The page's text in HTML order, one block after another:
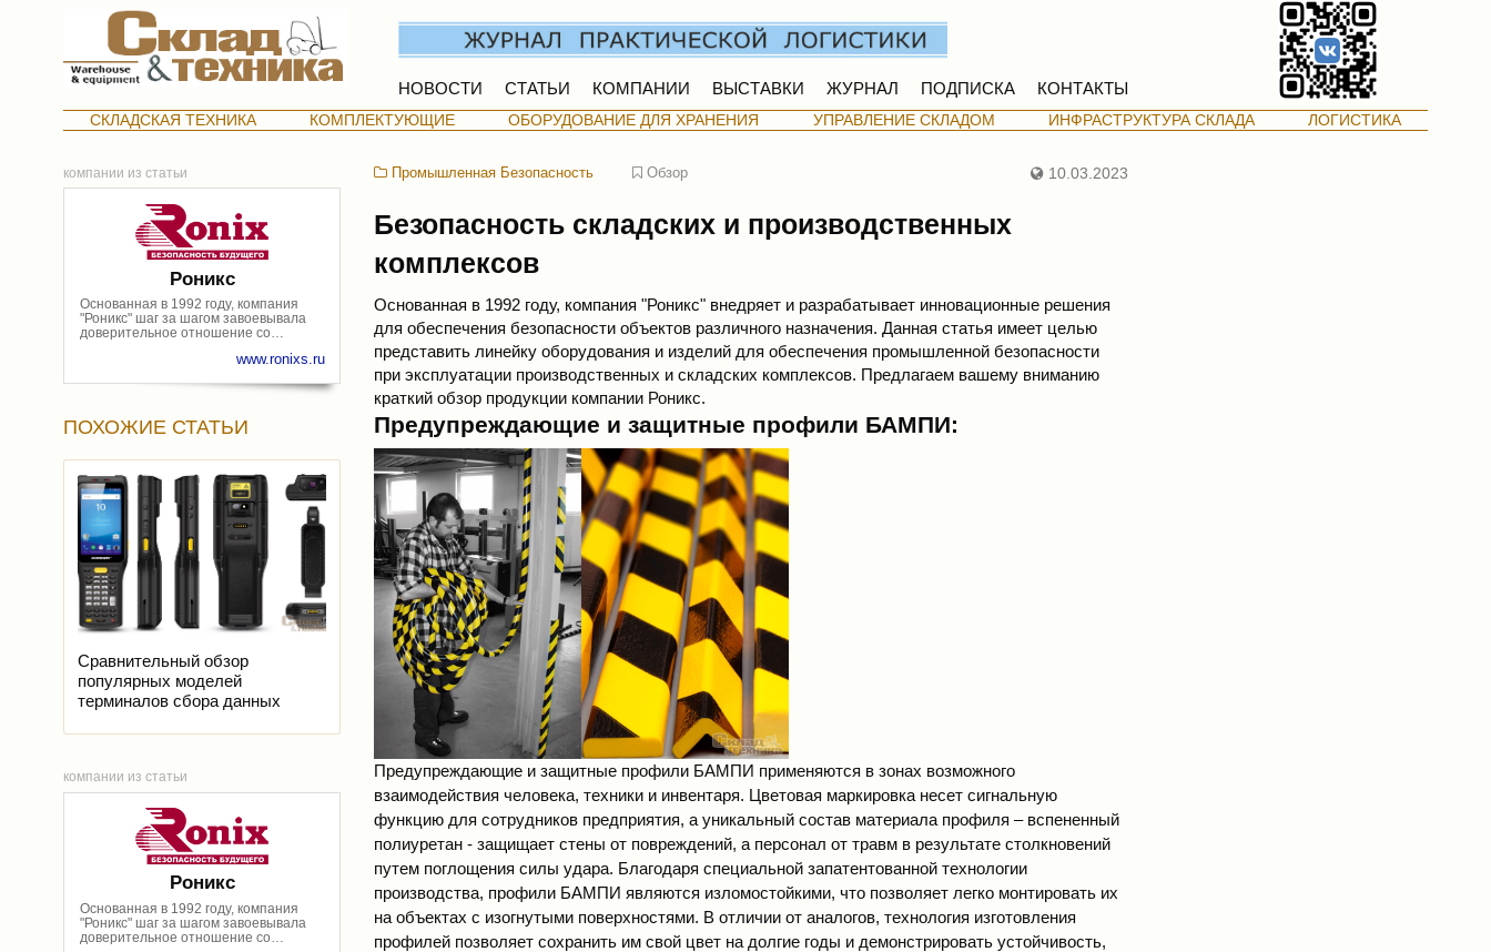
НОВОСТИ СТАТЬИ КОМПАНИИ ВЫСТАВКИ ЖУРНАЛ ПОДПИСКА КОНТАКТЫ
СКЛАДСКАЯ ТЕХНИКА КОМПЛЕКТУЮЩИЕ ОБОРУДОВАНИЕ ДЛЯ ХРАНЕНИЯ УПРАВЛЕНИЕ СКЛАДОМ ИНФРАСТРУКТУРА СКЛАДА ЛОГИСТИКА
компании из статьи
Роникс
Основанная в 1992 году, компания
"Роникс" шаг за шагом завоевывала
доверительное отношение со
праву может сказать - "Роникс" - это
КАЧЕСТВО продукции и КОЛЛЕКТИВ
ВРЕМЕНЕМ. Компания является
эксклюзивным дистрибьютором более
производителей оборудования в
области антитеррора и
промышленной безопасности.
Достигнутый на сегодняшний день
успех компании - это результат
слаженной и
высокопрофессиональной работы
всего коллектива, состоящего из
специалистов с многолетним опытом
работы и решения широкого спектра
реальных задач наших заказчиков.
Творческий подход, оправданный
риск, дальновидность и
стратегические составляющие
последовательной, эффективной и
успешной деятельности "Роникс"
www.ronixs.ru
ПОХОЖИЕ СТАТЬИ
Сравнительный обзор
популярных моделей
терминалов сбора данных
компании из статьи
Роникс
Основанная в 1992 году, компания
"Роникс" шаг за шагом завоевывала
доверительное отношение со
Промышленная Безопасность Обзор 10.03.2023
Безопасность складских и производственных
комплексов
Основанная в 1992 году, компания "Роникс" внедряет и разрабатывает инновационные решения
для обеспечения безопасности объектов различного назначения. Данная статья имеет целью
представить линейку оборудования и изделий для обеспечения промышленной безопасности
при эксплуатации производственных и складских комплексов. Предлагаем вашему вниманию
краткий обзор продукции компании Роникс.
Предупреждающие и защитные профили БАМПИ:
Предупреждающие и защитные профили БАМПИ применяются в зонах возможного
взаимодействия человека, техники и инвентаря. Цветовая маркировка несет сигнальную
функцию для сотрудников предприятия, а уникальный состав материала профиля – вспененный
полиуретан - защищает стены от повреждений, а персонал от травм в результате столкновений
путем поглощения силы удара. Благодаря специальной запатентованной технологии
производства, профили БАМПИ являются изломостойкими, что позволяет легко монтировать их
на объектах с изогнутыми поверхностями. В отличии от аналогов, технология изготовления
профилей позволяет сохранить им свой цвет на долгие годы и демонстрировать устойчивость,